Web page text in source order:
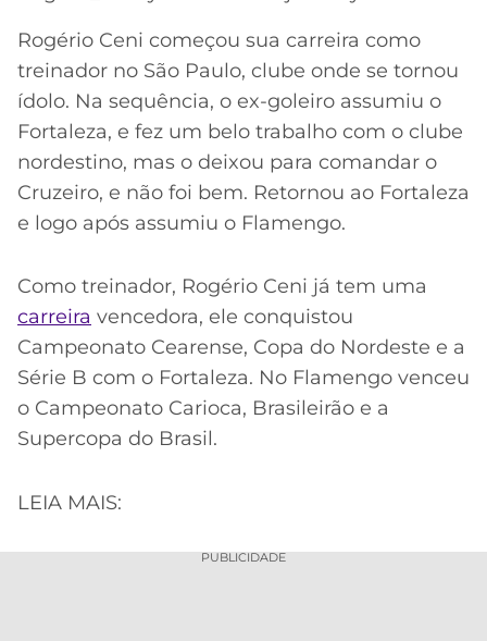
Rogério Ceni começou sua carreira como
treinador no São Paulo, clube onde se tornou
ídolo. Na sequência, o ex-goleiro assumiu o
Fortaleza, e fez um belo trabalho com o clube
nordestino, mas o deixou para comandar o
Cruzeiro, e não foi bem. Retornou ao Fortaleza
e logo após assumiu o Flamengo.
Como treinador, Rogério Ceni já tem uma
carreira vencedora, ele conquistou
Campeonato Cearense, Copa do Nordeste e a
Série B com o Fortaleza. No Flamengo venceu
o Campeonato Carioca, Brasileirão e a
Supercopa do Brasil.
LEIA MAIS:
PUBLICIDADE